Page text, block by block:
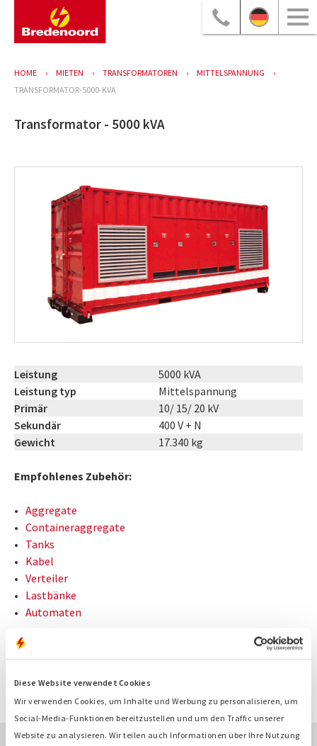
Diese Website verwendet Cookies
Wir verwenden Cookies, um Inhalte und Werbung zu personalisieren, um
Social-Media-Funktionen bereitzustellen und um den Traffic unserer
Website zu analysieren. Wir teilen auch Informationen über Ihre Nutzung
HOME MIETEN TRANSFORMATOREN
MITTELSPANNUNG
TRANSFORMATOR-5000-KVA
Transformator - 5000 kVA
Leistung
5000 kVA
Leistung typ
Mittelspannung
Primär
10/ 15/ 20 kV
Sekundär
400 V + N
Gewicht
17.340 kg
Empfohlenes Zubehör:
Aggregate
Containeraggregate
Tanks
Kabel
Verteiler
Lastbänke
Automaten